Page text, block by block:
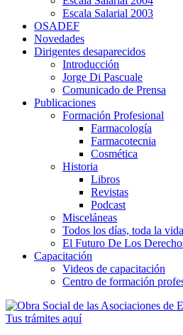
Escala Salarial 2003
OSADEF
Novedades
Dirigentes desaparecidos
Introducción
Jorge Di Pascuale
Comunicado de Prensa
Publicaciones
Formación Profesional
Farmacología
Farmacotecnia
Cosmética
Historia
Libros
Revistas
Podcast
Misceláneas
Todos los días, toda la vida
El Futuro De Los
Capacitación
Videos de capacitación
Centro de formación
Tus trámites aquí